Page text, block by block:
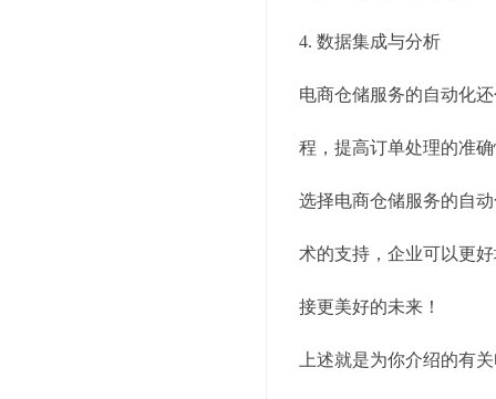
4. 数据集成与分析
电商仓储服务的自动化
程，提高订单处理的准
选择电商仓储服务的自
术的支持，企业可以更
接更美好的未来！
上述就是为你介绍的有关